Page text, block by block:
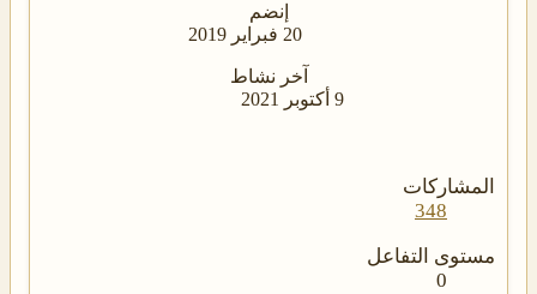
إنضم
20 فبراير 2019
آخر نشاط
9 أكتوبر 2021
المشاركات
348
مستوى التفاعل
0